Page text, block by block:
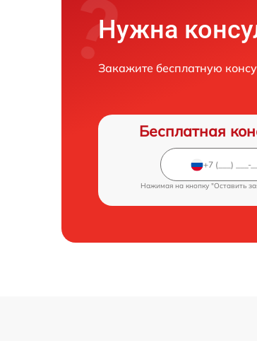
Нужна
Закажите бесплатную
Бесплатная
Нажимая на кнопку "Оставить